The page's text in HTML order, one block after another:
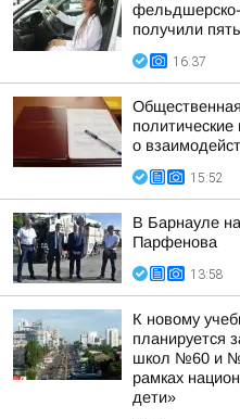
фельдшерско-
получили
16:37
о
15:52
В Барнауле
Парфенова
13:58
К новому
планируется
школ №60 и
рамках
дети»